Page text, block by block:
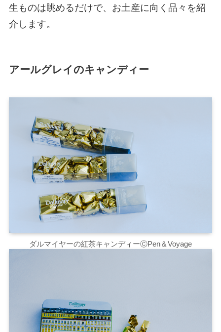
生ものは眺めるだけで、お土産に向く品々を紹
介します。
アールグレイのキャンディー
ダルマイヤーの紅茶キャンディーⒸPen＆Voyage